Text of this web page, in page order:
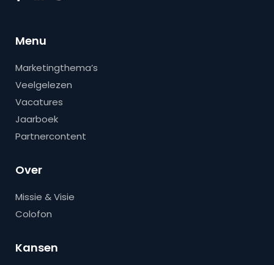
Menu
Marketingthema’s
Veelgelezen
Vacatures
Jaarboek
Partnercontent
Over
Missie & Visie
Colofon
Kansen